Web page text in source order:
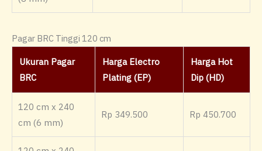
Pagar BRC Tinggi 120 cm
Ukuran Pagar
BRC
Harga Electro
Plating (EP)
Harga Hot
Dip (HD)
120 cm x 240
cm (6 mm)
Rp 349.500 Rp 450.700